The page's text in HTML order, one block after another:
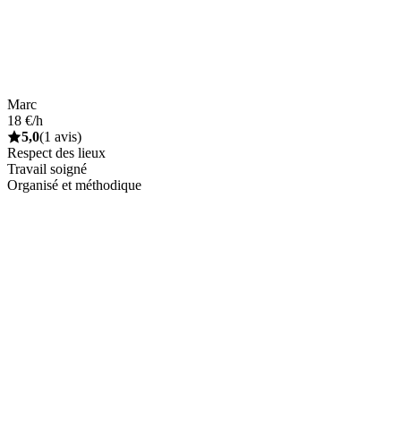
Marc
18 €/h
5,0(1 avis)
Respect des lieux
Travail soigné
Organisé et méthodique